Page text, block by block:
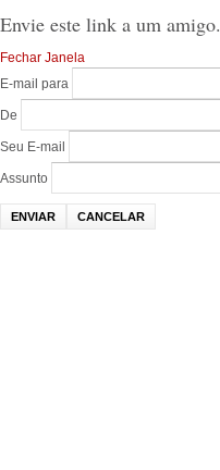
Envie este link a um amigo.
Fechar Janela
E-mail para
De
Seu E-mail
Assunto
ENVIAR CANCELAR